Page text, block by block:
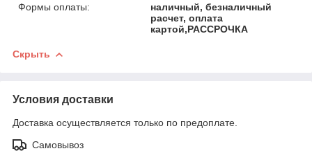
Формы оплаты:
наличный, безналичный
расчет, оплата
картой,РАССРОЧКА
Скрыть
Условия доставки
Доставка осуществляется только по предоплате.
Самовывоз